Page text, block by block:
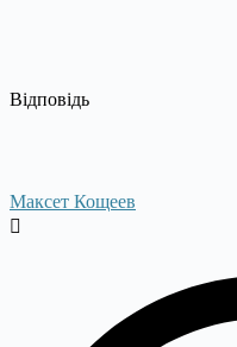
Відповідь
Максет Кощеев